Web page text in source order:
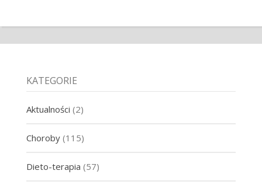
KATEGORIE
Aktualności (2)
Choroby(115)
Dieto-terapia (57)